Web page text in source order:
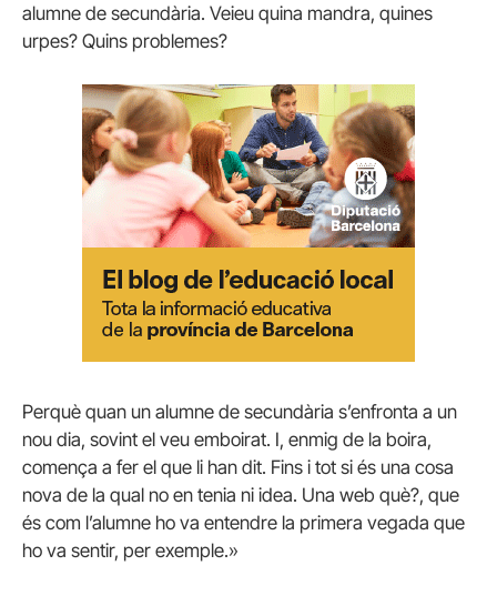
alumne de secundària. Veieu quina mandra, quines
urpes? Quins problemes?
Perquè quan un alumne de secundària s’enfronta a un
nou dia, sovint el veu emboirat. I, enmig de la boira,
comença a fer el que li han dit. Fins i tot si és una cosa
nova de la qual no en tenia ni idea. Una web què?, que
és com l’alumne ho va entendre la primera vegada que
ho va sentir, per exemple.»